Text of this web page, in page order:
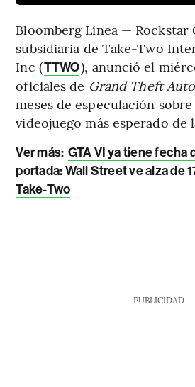
Bloomberg Línea — Rockstar
subsidiaria de Take-Two
Inc (TTWO), anunció el
oficiales de Grand Theft
meses de especulación
videojuego más esperado de
Ver más: GTA VI ya tiene fecha
portada: Wall Street ve alza de
Take-Two
PUBLICIDAD